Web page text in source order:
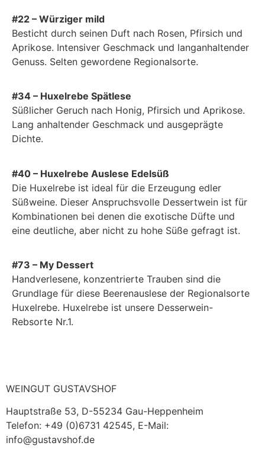
#22 – Würziger mild
Besticht durch seinen Duft nach Rosen, Pfirsich und
Aprikose. Intensiver Geschmack und langanhaltender
Genuss. Selten gewordene Regionalsorte.
#34 – Huxelrebe Spätlese
Süßlicher Geruch nach Honig, Pfirsich und Aprikose.
Lang anhaltender Geschmack und ausgeprägte
Dichte.
#40 – Huxelrebe Auslese Edelsüß
Die Huxelrebe ist ideal für die Erzeugung edler
Süßweine. Dieser Anspruchsvolle Dessertwein ist für
Kombinationen bei denen die exotische Düfte und
eine deutliche, aber nicht zu hohe Süße gefragt ist.
#73 – My Dessert
Handverlesene, konzentrierte Trauben sind die
Grundlage für diese Beerenauslese der Regionalsorte
Huxelrebe. Huxelrebe ist unsere Desserwein-
Rebsorte Nr.1.
WEINGUT GUSTAVSHOF
Hauptstraße 53, D-55234 Gau-Heppenheim
Telefon: +49 (0)6731 42545, E-Mail:
info@gustavshof.de